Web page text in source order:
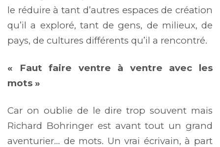
le réduire à tant d’autres espaces de création
qu’il a exploré, tant de gens, de milieux, de
pays, de cultures différents qu’il a rencontré.
« Faut faire ventre à ventre avec les
mots »
Car on oublie de le dire trop souvent mais
Richard Bohringer est avant tout un grand
aventurier… de mots. Un vrai écrivain, à part